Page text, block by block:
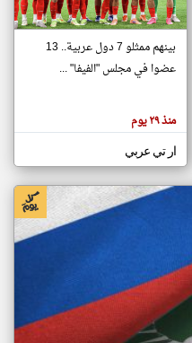
تغيير الدولة
جزر القمر على مدار الساعة
جزر القمر العاجلة والمباشرة
بينهم ممثلو 7 دول عربية.. 13
عضوا في مجلس "الفيفا" ...
منذ ٢٩ يوم
ار تي عربي
klyoum.com